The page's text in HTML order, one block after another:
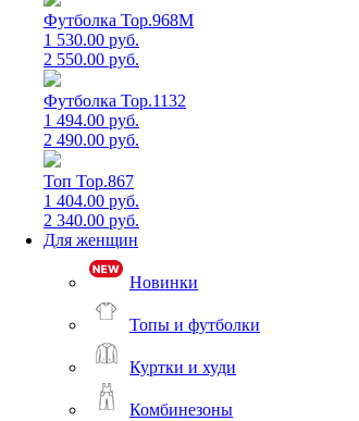
Футболка Top.968M
1 530.00 руб.
2 550.00 руб.
Футболка Top.1132
1 494.00 руб.
2 490.00 руб.
Топ Top.867
1 404.00 руб.
2 340.00 руб.
Для женщин
Новинки
Топы и футболки
Куртки и худи
Комбинезоны